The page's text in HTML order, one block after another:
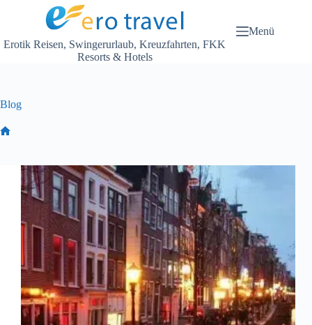
Erotik Reisen, Swingerurlaub, Kreuzfahrten, FKK
Resorts & Hotels
Menü
Blog